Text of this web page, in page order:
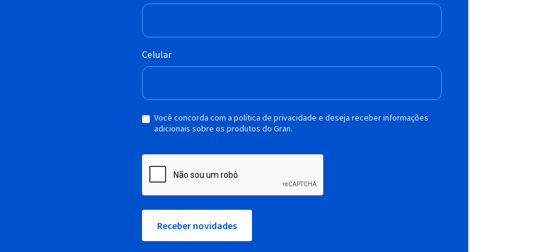
Celular
Você concorda com a política de privacidade e deseja receber informações
adicionais sobre os produtos do Gran.
Receber novidades